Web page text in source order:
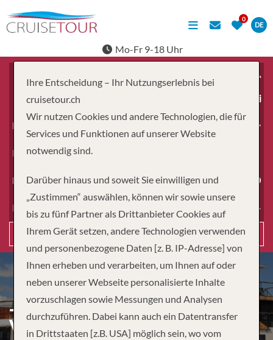
DE
Mo-Fr 9-18 Uhr
Erwachsene
Kinder
Dauer
Reiseart
Suchen
JOHANNESBURG TO
VICTORIA FALLS –
Ihre Entscheidung – Ihr Nutzungserlebnis bei
cruisetour.ch
Wir nutzen Cookies und andere Technologien, die für
Services und Funktionen auf unserer Website
notwendig sind.
Darüber hinaus und soweit Sie einwilligen und
„Zustimmen“ auswählen, können wir sowie unsere
bis zu fünf Partner als Drittanbieter Cookies auf
Ihrem Gerät setzen, andere Technologien verwenden
und personenbezogene Daten [z. B. IP-Adresse] von
Ihnen erheben und verarbeiten, um Ihnen auf oder
neben unserer Webseite personalisierte Inhalte
vorzuschlagen sowie Messungen und Analysen
durchzuführen. Dabei kann auch ein Datentransfer
in Drittstaaten [z.B. USA] möglich sein, wo vom